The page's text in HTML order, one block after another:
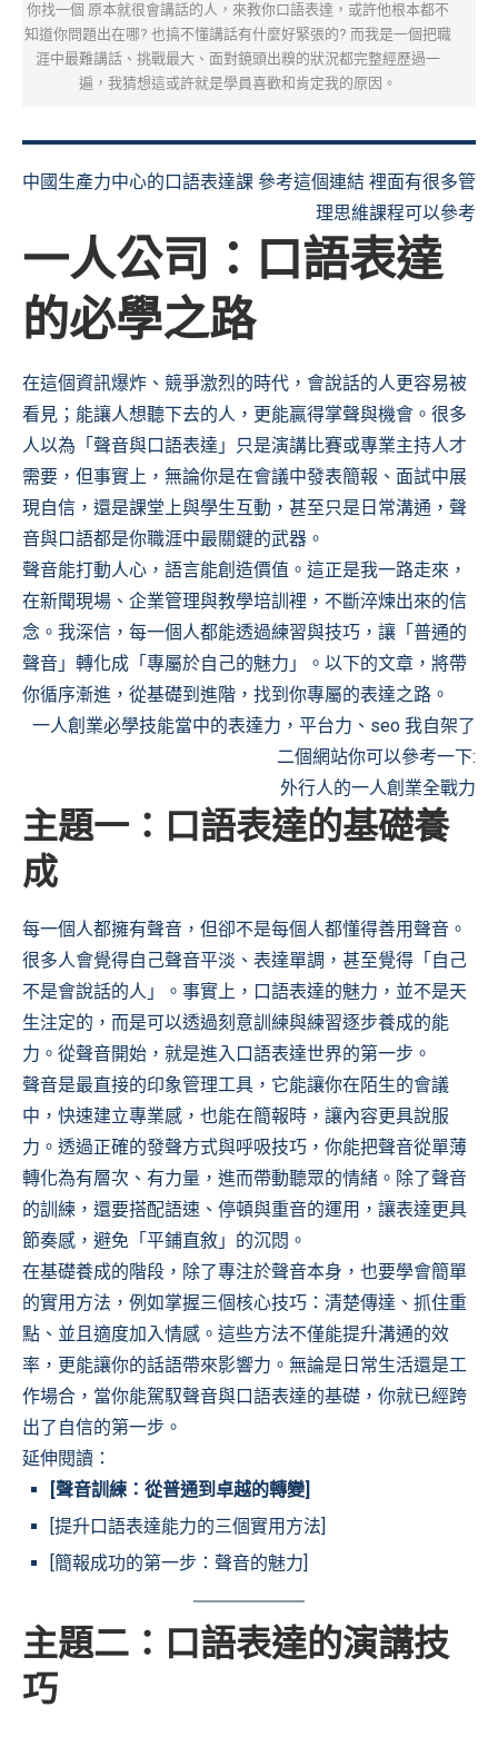
你找一個 原本就很會講話的人，來教你口語表達，或許他根本都不
知道你問題出在哪? 也搞不懂講話有什麼好緊張的? 而我是一個把職
涯中最難講話、挑戰最大、面對鏡頭出糗的狀況都完整經歷過一
遍，我猜想這或許就是學員喜歡和肯定我的原因。
中國生產力中心的口語表達課 參考這個連結 裡面有很多管
理思維課程可以參考
一人公司：口語表達
的必學之路
在這個資訊爆炸、競爭激烈的時代，會說話的人更容易被
看見；能讓人想聽下去的人，更能贏得掌聲與機會。很多
人以為「聲音與口語表達」只是演講比賽或專業主持人才
需要，但事實上，無論你是在會議中發表簡報、面試中展
現自信，還是課堂上與學生互動，甚至只是日常溝通，聲
音與口語都是你職涯中最關鍵的武器。
聲音能打動人心，語言能創造價值。這正是我一路走來，
在新聞現場、企業管理與教學培訓裡，不斷淬煉出來的信
念。我深信，每一個人都能透過練習與技巧，讓「普通的
聲音」轉化成「專屬於自己的魅力」。以下的文章，將帶
你循序漸進，從基礎到進階，找到你專屬的表達之路。
一人創業必學技能當中的表達力，平台力、seo 我自架了
二個網站你可以參考一下:
外行人的一人創業全戰力
主題一：口語表達的基礎養
成
每一個人都擁有聲音，但卻不是每個人都懂得善用聲音。
很多人會覺得自己聲音平淡、表達單調，甚至覺得「自己
不是會說話的人」。事實上，口語表達的魅力，並不是天
生注定的，而是可以透過刻意訓練與練習逐步養成的能
力。從聲音開始，就是進入口語表達世界的第一步。
聲音是最直接的印象管理工具，它能讓你在陌生的會議
中，快速建立專業感，也能在簡報時，讓內容更具說服
力。透過正確的發聲方式與呼吸技巧，你能把聲音從單薄
轉化為有層次、有力量，進而帶動聽眾的情緒。除了聲音
的訓練，還要搭配語速、停頓與重音的運用，讓表達更具
節奏感，避免「平鋪直敘」的沉悶。
在基礎養成的階段，除了專注於聲音本身，也要學會簡單
的實用方法，例如掌握三個核心技巧：清楚傳達、抓住重
點、並且適度加入情感。這些方法不僅能提升溝通的效
率，更能讓你的話語帶來影響力。無論是日常生活還是工
作場合，當你能駕馭聲音與口語表達的基礎，你就已經跨
出了自信的第一步。
延伸閱讀：
[聲音訓練：從普通到卓越的轉變]
[提升口語表達能力的三個實用方法]
[簡報成功的第一步：聲音的魅力]
主題二：口語表達的演講技
巧